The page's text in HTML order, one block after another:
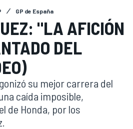
GP de España
"LA AFICIÓN
DEL
su mejor carrera del
caída imposible,
de Honda, por los